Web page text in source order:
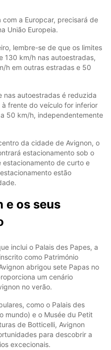
com a Europcar, precisará de
União Europeia.
lembre-se de que os limites
130 km/h nas autoestradas,
h em outras estradas e 50
nas autoestradas é reduzida
frente do veículo for inferior
50 km/h, independentemente
da cidade de Avignon, o
estacionamento sob o
estacionamento de curto e
estão
e os seus
inclui o Palais des Papes, a
como Património
abrigou sete Papas no
um cenário
no verão.
como o Palais des
mundo) e o Musée du Petit
de Botticelli, Avignon
para descobrir a
excecionais.